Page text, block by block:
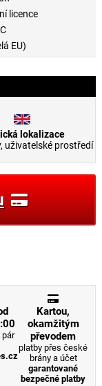
licence
EU)
lokalizace
uživatelské prostředí
pár
Kartou,
okamžitým
převodem
platby přes české
brány a účet
garantované
bezpečné platby